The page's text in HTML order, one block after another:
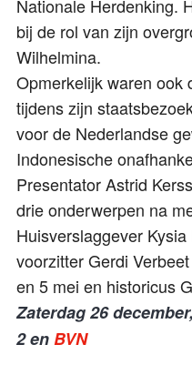
Nationale Herdenking.
bij de rol van zijn
Wilhelmina.
Opmerkelijk waren ook
tijdens zijn
voor de Nederlandse
Indonesische
Presentator Astrid
drie onderwerpen na
Huisverslaggever Kysia
voorzitter Gerdi
en 5 mei en historicus
Zaterdag 26
2enBVN